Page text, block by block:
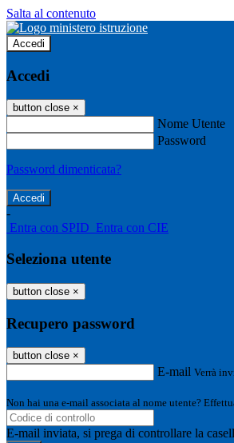
Salta al contenuto
Accedi
Accedi
button close ×
Nome Utente
Password
Password dimenticata?
-
Entra con SPID Entra con CIE
Seleziona utente
button close ×
Recupero password
button close ×
E-mail Verrà
Non hai una e-mail associata al nome utente?
E-mail inviata, si prega di controllare la